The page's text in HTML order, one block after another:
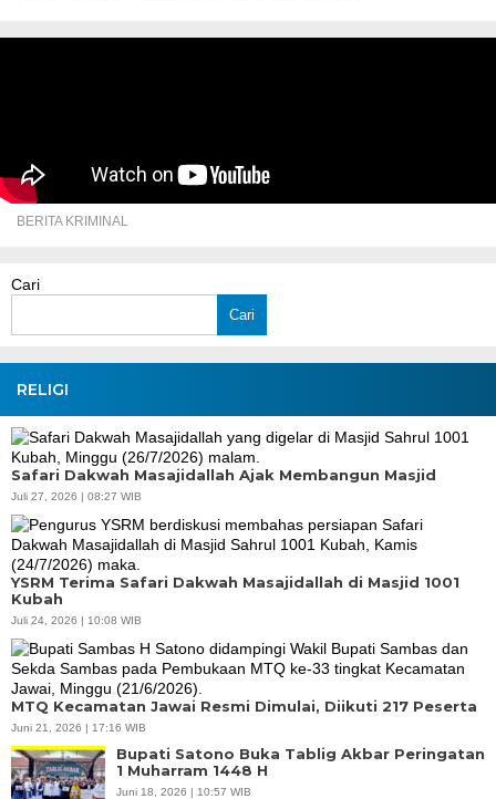
BERITA KRIMINAL
Cari
Cari
RELIGI
Safari Dakwah Masajidallah Ajak Membangun Masjid
Juli 27, 2026 | 08:27 WIB
YSRM Terima Safari Dakwah Masajidallah di Masjid 1001
Kubah
Juli 24, 2026 | 10:08 WIB
MTQ Kecamatan Jawai Resmi Dimulai, Diikuti 217 Peserta
Juni 21, 2026 | 17:16 WIB
Bupati Satono Buka Tablig Akbar Peringatan
1 Muharram 1448 H
Juni 18, 2026 | 10:57 WIB